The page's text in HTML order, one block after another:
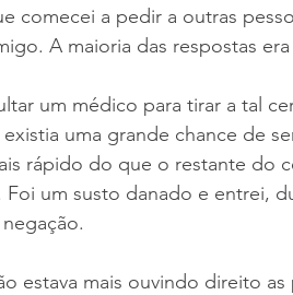
comecei a pedir a outras
A maioria das respostas
um médico para tirar a tal
uma grande chance de
rápido do que o restante do
Foi um susto danado e entrei,
estava mais ouvindo direito